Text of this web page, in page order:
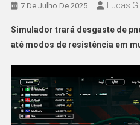
7 De Julho De 2025 Lucas
Simulador trará desgaste de
até modos de resistência em